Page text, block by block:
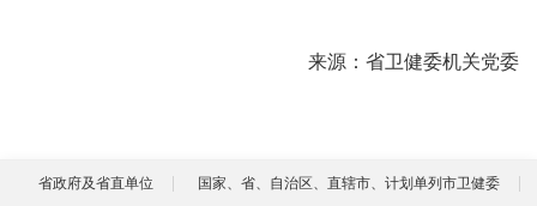
来源：省卫健委机关党委
省政府及省直单位 国家、省、自治区、直辖市、计划单列市卫健委